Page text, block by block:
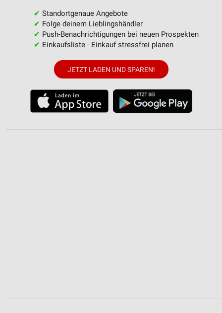
✔ Standortgenaue Angebote
✔ Folge deinem Lieblingshändler
✔ Push-Benachrichtigungen bei neuen Prospekten
✔ Einkaufsliste - Einkauf stressfrei planen
JETZT LADEN UND SPAREN!